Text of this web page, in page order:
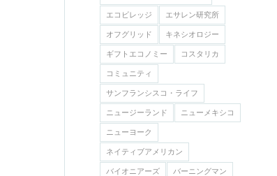
エコビレッジ エサレン研究所
オフグリッド キネシオロジー
ギフトエコノミー コスタリカ
コミュニティ
サンフランシスコ・ライフ
ニュージーランド ニューメキシコ
ニューヨーク
ネイティブアメリカン
バイオニアーズ バーニングマン